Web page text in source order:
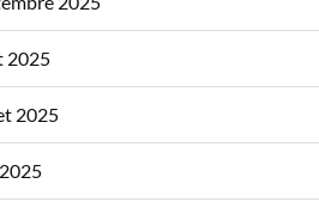
2025
2025